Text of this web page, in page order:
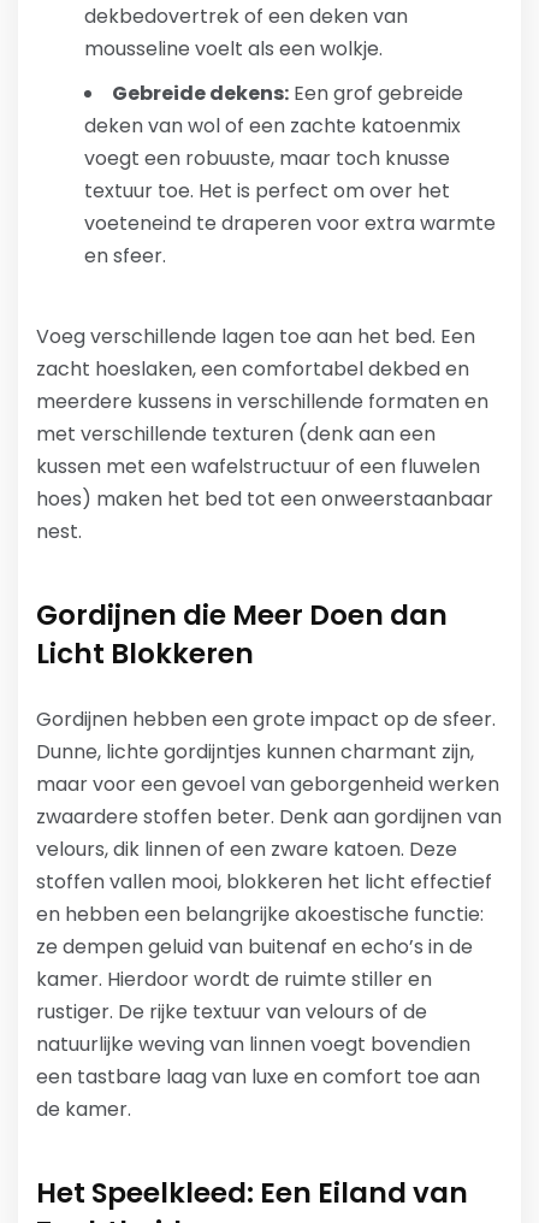
dekbedovertrek of een deken van
mousseline voelt als een wolkje.
Gebreide dekens: Een grof gebreide
deken van wol of een zachte katoenmix
voegt een robuuste, maar toch knusse
textuur toe. Het is perfect om over het
voeteneind te draperen voor extra warmte
en sfeer.
Voeg verschillende lagen toe aan het bed. Een
zacht hoeslaken, een comfortabel dekbed en
meerdere kussens in verschillende formaten en
met verschillende texturen (denk aan een
kussen met een wafelstructuur of een fluwelen
hoes) maken het bed tot een onweerstaanbaar
nest.
Gordijnen die Meer Doen dan
Licht Blokkeren
Gordijnen hebben een grote impact op de sfeer.
Dunne, lichte gordijntjes kunnen charmant zijn,
maar voor een gevoel van geborgenheid werken
zwaardere stoffen beter. Denk aan gordijnen van
velours, dik linnen of een zware katoen. Deze
stoffen vallen mooi, blokkeren het licht effectief
en hebben een belangrijke akoestische functie:
ze dempen geluid van buitenaf en echo’s in de
kamer. Hierdoor wordt de ruimte stiller en
rustiger. De rijke textuur van velours of de
natuurlijke weving van linnen voegt bovendien
een tastbare laag van luxe en comfort toe aan
de kamer.
Het Speelkleed: Een Eiland van